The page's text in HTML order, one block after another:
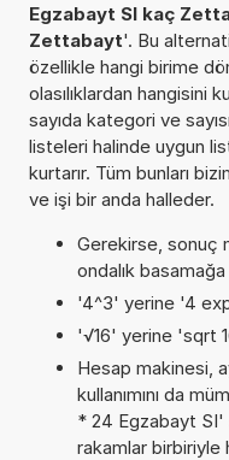
Egzabayt SI kaç
Zettabayt'. Bu
özellikle hangi birime
olasılıklardan hangisini
sayıda kategori ve
listeleri halinde uygun
kurtarır. Tüm bunları
ve işi bir anda halleder.
Gerekirse, sonuç
ondalık
'4^3' yerine '4
'√16' yerine 'sqrt
Hesap makinesi,
kullanımını da
* 24 Egzabayt
rakamlar birbiriyle